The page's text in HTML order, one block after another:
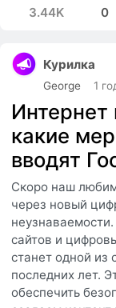
3.44K 0
Курилка
George 1
какие
вводят
Скоро наш
через новый
сайтов и
станет одной
последних лет.
обеспечить